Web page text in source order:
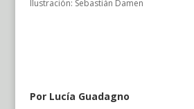
Ilustración: Sebastián Damen
Por Lucía Guadagno